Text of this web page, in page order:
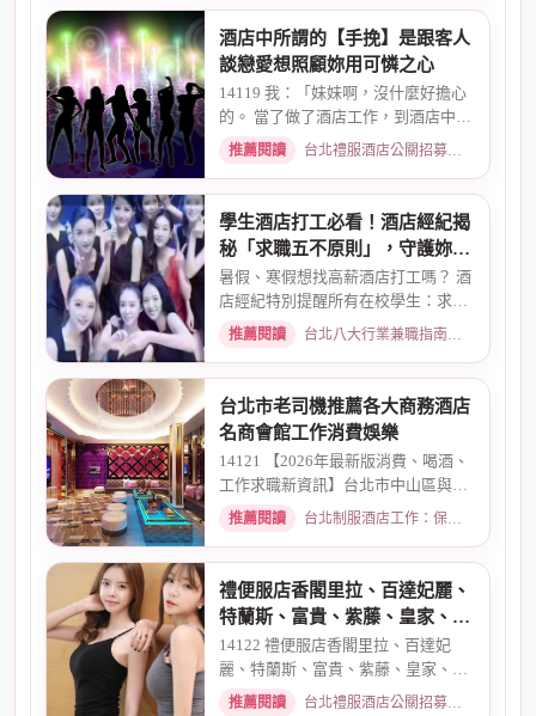
酒店中所謂的【手挽】是跟客人
談戀愛想照顧妳用可憐之心
14119 我：「妹妹啊，沒什麼好擔心
的。 當了做了酒店工作，到酒店中，
還有兩個機會 一個是單純、...
推薦閱讀 台北禮服酒店公關招募：兼職工作內容與薪資規範 · 2026-01-08
學生酒店打工必看！酒店經紀揭
秘「求職五不原則」，守護妳的
求職安全
暑假、寒假想找高薪酒店打工嗎？ 酒
店經紀特別提醒所有在校學生：求職
時請務必堅守「五不原則」...
推薦閱讀 台北八大行業兼職指南：熱門職缺與求職須知 · 2026-03-09
台北市老司機推薦各大商務酒店
名商會館工作消費娛樂
14121 【2026年最新版消費、喝酒、
工作求職新資訊】台北市中山區與東
區酒店老司機推薦舒壓會館、...
推薦閱讀 台北制服酒店工作：保障現領薪資與職缺總覽 · 2026-04-01
禮便服店香閣里拉、百達妃麗、
特蘭斯、富貴、紫藤、皇家、金
典酒店消費
14122 禮便服店香閣里拉、百達妃
麗、特蘭斯、富貴、紫藤、皇家、金
典、消費喝酒 、金拿督、101會...
推薦閱讀 台北禮服酒店公關招募：兼職工作內容與薪資規範 · 2026-06-04